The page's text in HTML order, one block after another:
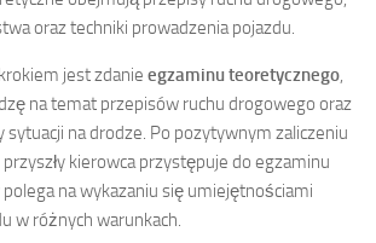
oraz techniki prowadzenia pojazdu.
jest zdanie egzaminu teoretycznego,
na temat przepisów ruchu drogowego oraz
sytuacji na drodze. Po pozytywnym zaliczeniu
kierowca przystępuje do egzaminu
na wykazaniu się umiejętnościami
w różnych warunkach.